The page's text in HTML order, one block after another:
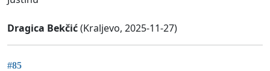
Dragica Bekčić(Kraljevo, 2025-11-27)
#85